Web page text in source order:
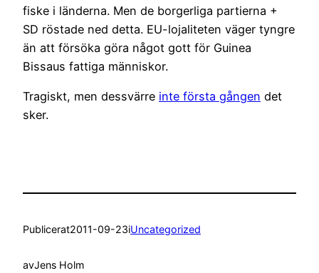
fiske i länderna. Men de borgerliga partierna +
SD röstade ned detta. EU-lojaliteten väger tyngre
än att försöka göra något gott för Guinea
Bissaus fattiga människor.
Tragiskt, men dessvärre inte första gången det
sker.
Publicerat2011-09-23iUncategorized
avJens Holm